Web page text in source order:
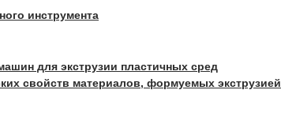
инструмента
для экструзии пластичных сред
свойств материалов, формуемых экструзией